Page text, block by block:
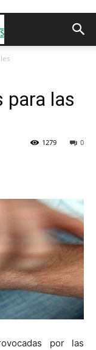
para las
0
1279
por las